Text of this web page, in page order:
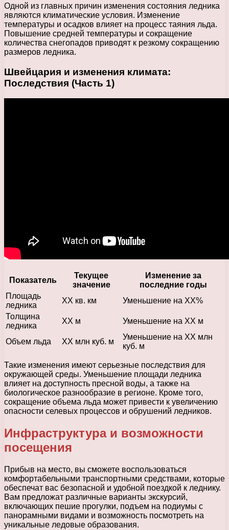
Одной из главных причин изменения состояния ледника
являются климатические условия. Изменение
температуры и осадков влияет на процесс таяния льда.
Повышение средней температуры и сокращение
количества снегопадов приводят к резкому сокращению
размеров ледника.
Швейцария и изменения климата:
Последствия (Часть 1)
Показатель
Текущее
значение
Изменение за
последние годы
Площадь
ледника
XX кв. км
Уменьшение на XX%
Толщина
ледника
XX м Уменьшение на XX м
Объем льда XX млн куб. м
Уменьшение на XX млн
куб. м
Такие изменения имеют серьезные последствия для
окружающей среды. Уменьшение площади ледника
влияет на доступность пресной воды, а также на
биологическое разнообразие в регионе. Кроме того,
сокращение объема льда может привести к увеличению
опасности селевых процессов и обрушений ледников.
Инфраструктура и возможности
посещения
Прибыв на место, вы сможете воспользоваться
комфортабельными транспортными средствами, которые
обеспечат вас безопасной и удобной поездкой к леднику.
Вам предложат различные варианты экскурсий,
включающих пешие прогулки, подъем на подиумы с
панорамными видами и возможность посмотреть на
уникальные ледовые образования.